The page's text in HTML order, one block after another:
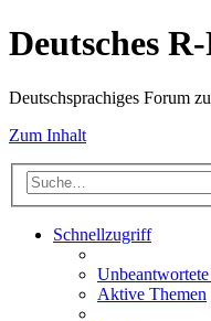
Deutsches
Deutschsprachiges Forum
Zum Inhalt
Schnellzugriff
Aktive Themen